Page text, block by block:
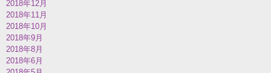
2018年12月
2018年11月
2018年10月
2018年9月
2018年8月
2018年6月